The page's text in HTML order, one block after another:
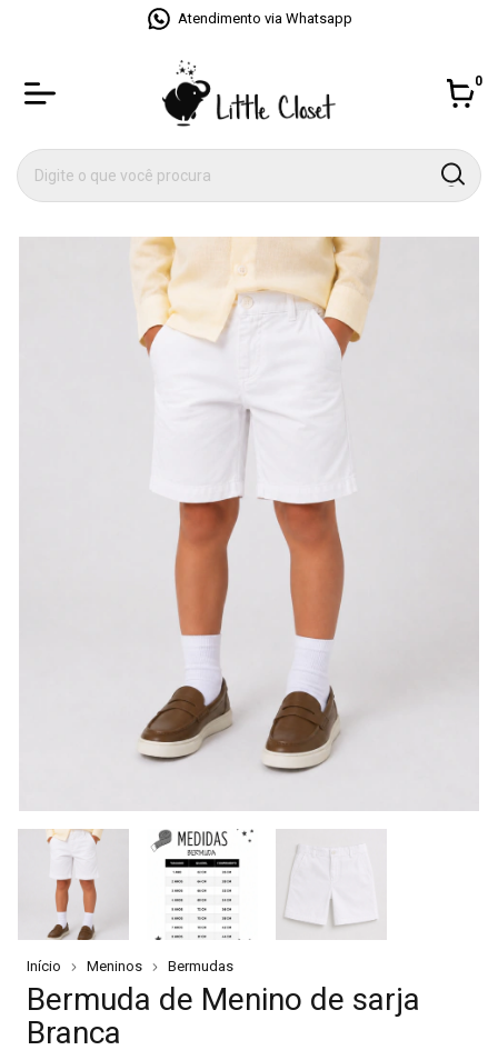
Atendimento via Whatsapp
0
Início Meninos Bermudas
Bermuda de Menino de sarja
Branca